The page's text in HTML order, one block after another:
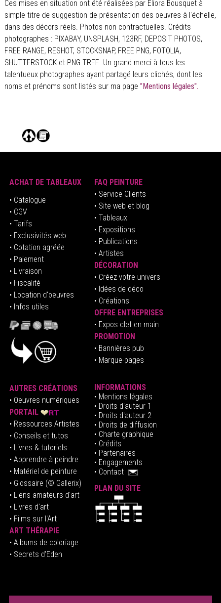
Ces mises en situation ont été réalisées par Eliora Bousquet à
simple titre de suggestion de présentation des oeuvres à l'échelle,
dans des décors réels. Photos non contractuelles. Crédits
photographes : PIXABAY, UNSPLASH, 123RF, DEPOSIT PHOTOS,
FREE RANGE, RESHOT, STOCKSNAP, FREE PNG, FOTOLIA,
SHUTTERSTOCK et PNG TREE. Un grand merci à tous les
talentueux photographes ayant partagé leurs clichés, dont les
noms et prénoms sont listés sur ma page "Mentions légales".
ACHAT DE TABLEAUX
• Catalogue
• CGV
• Tarifs
• Exclusivités web
• Cotation agréée
• Paiement
• Livraison
• Fiscalité
• Location d'oeuvres
• Infos utiles
FAQ PEINTURE
• Service Clients
• Site web et blog
• Tableaux
• Expositions
• Publications
• Artistes
DÉCORATION
• Créez votre univers
• Idées de déco
• Créations
OFFRE ENTREPRISES
• Expos clef en main
PROMOTION
• Bannières pub
• Marque-pages
AUTRES CRÉATIONS
• Oeuvres numériques
PORTAIL
• Ressources Artistes
• Conseils et tutos
• Livres & tutoriels
• Apprendre à peindre
• Matériel de peinture
• Glossaire (© Gallerix)
• Liens amateurs d'art
• Livres d'art
• Films sur l'Art
ART THÉRAPIE
• Albums de coloriage
• Secrets d'Eden
INFORMATIONS
• Mentions légales
• Droits d'auteur1
• Droits d'auteur 2
• Droits de diffusion
• Charte graphique
• Crédits
• Partenaires
• Engagements
• Contact
PLAN DU SITE